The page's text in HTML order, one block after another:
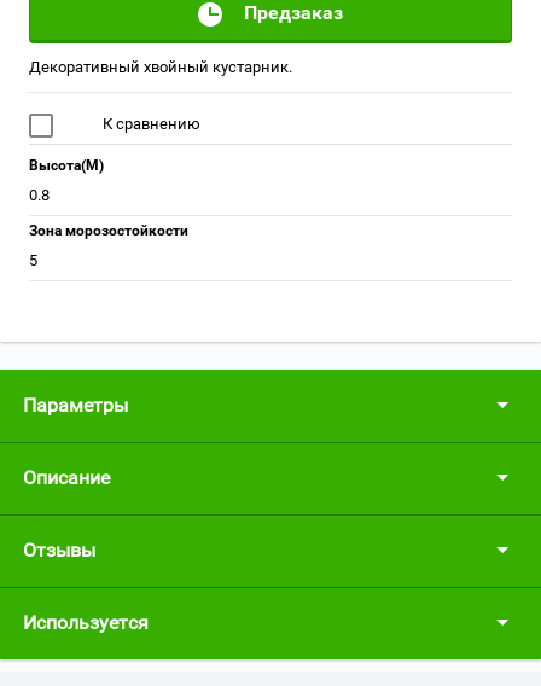
Предзаказ
Декоративный хвойный кустарник.
К сравнению
Высота(М)
0.8
Зона морозостойкости
5
Параметры
Описание
Отзывы
Используется